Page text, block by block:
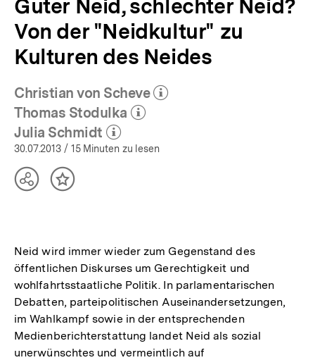
Guter Neid, schlechter Neid?
Von der "Neidkultur" zu
Kulturen des Neides
Christian von Scheve
(Mehr zum Autor)
Thomas Stodulka
(Mehr zum Autor)
Julia Schmidt
(Mehr zum Autor)
öffnen
30.07.2013 / 15 Minuten zu lesen
TeilenInhalt
Neid wird immer wieder zum Gegenstand des
öffentlichen Diskurses um Gerechtigkeit und
wohlfahrtsstaatliche Politik. In parlamentarischen
Debatten, parteipolitischen Auseinandersetzungen,
im Wahlkampf sowie in der entsprechenden
Medienberichterstattung landet Neid als sozial
unerwünschtes und vermeintlich auf